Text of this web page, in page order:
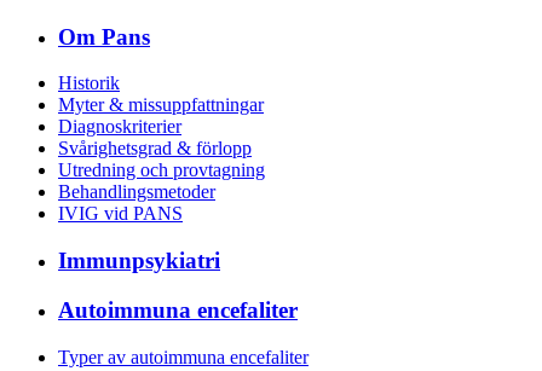
Om Pans
Historik
Myter & missuppfattningar
Diagnoskriterier
Svårighetsgrad & förlopp
Utredning och provtagning
Behandlings­metoder
IVIG vid PANS
Immunpsykiatri
Autoimmuna encefaliter
Typer av autoimmuna encefaliter